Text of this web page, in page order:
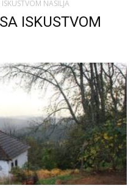
ISKUSTVOM NASILJA
ISKUSTVOM